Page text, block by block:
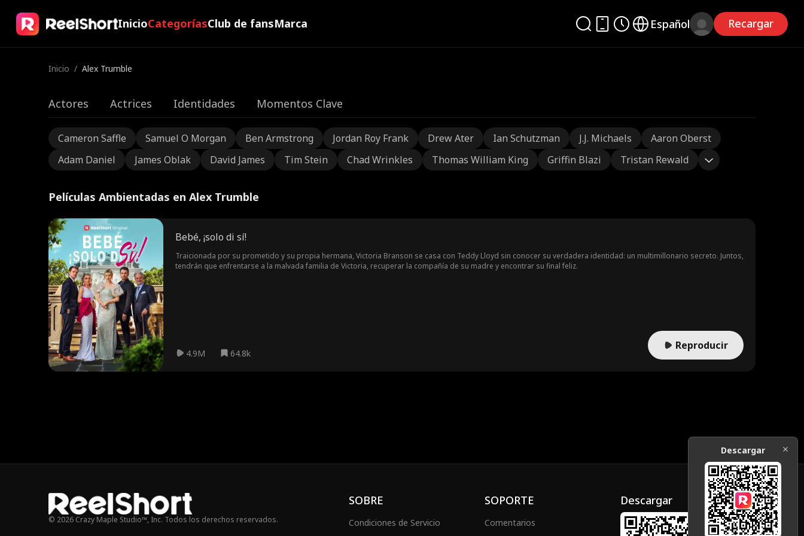
InicioCategoríasClub de fansMarca Español Recargar
Inicio / Alex Trumble
Actores Actrices Identidades Momentos Clave
Cameron Saffle Samuel O Morgan Ben Armstrong Jordan Roy Frank Drew Ater Ian Schutzman J.J. Michaels
Aaron Oberst
Adam Daniel
James Oblak David James Tim Stein Chad Wrinkles Thomas William King Griffin Blazi Tristan Rewald
Películas Ambientadas en Alex Trumble
Bebé, ¡solo di sí!
Traicionada por su prometido y su propia hermana, Victoria Branson se casa con Teddy Lloyd sin conocer su verdadera identidad: un multimillonario secreto. Juntos,
tendrán que enfrentarse a la malvada familia de Victoria, recuperar la compañía de su madre y encontrar su final feliz.
4.9M 64.8k
Reproducir
© 2026 Crazy Maple Studio™, Inc. Todos los derechos reservados.
SOBRE
Condiciones de Servicio
SOPORTE
Comentarios
Descargar
Descargar